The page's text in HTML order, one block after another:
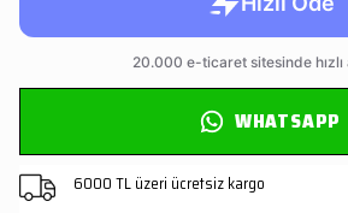
WHATSAPP
6000 TL üzeri ücretsiz kargo